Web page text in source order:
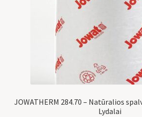
JOWATHERM 284.70 – Natūralios
Lydalai